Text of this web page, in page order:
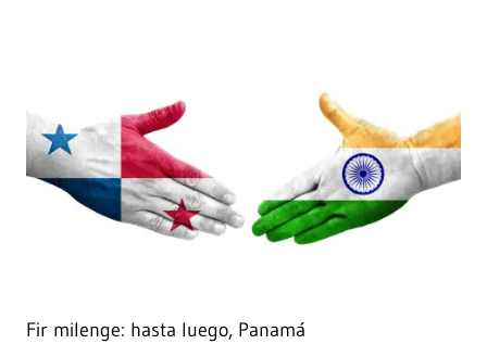
Fir milenge: hasta luego, Panamá